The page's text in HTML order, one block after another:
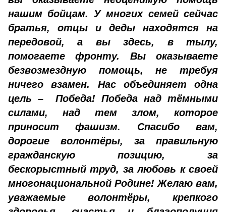
нашим бойцам. У многих семей сейчас
братья, отцы и деды находятся на
передовой, а вы здесь, в тылу,
помогаете фронту. Вы оказываете
безвозмездную помощь, не требуя
ничего взамен. Нас объединяет одна
цель – Победа! Победа над тёмными
силами, над тем злом, которое
приносит фашизм. Спасибо вам,
дорогие волонтёры, за правильную
гражданскую позицию, за
бескорыстный труд, за любовь к своей
многонациональной Родине! Желаю вам,
уважаемые волонтёры, крепкого